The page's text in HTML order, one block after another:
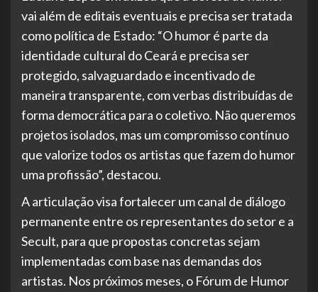
vai além de editais eventuais e precisa ser tratada
como política de Estado: “O humor é parte da
identidade cultural do Ceará e precisa ser
protegido, salvaguardado e incentivado de
maneira transparente, com verbas distribuídas de
forma democrática para o coletivo. Não queremos
projetos isolados, mas um compromisso contínuo
que valorize todos os artistas que fazem do humor
uma profissão”, destacou.
A articulação visa fortalecer um canal de diálogo
permanente entre os representantes do setor e a
Secult, para que propostas concretas sejam
implementadas com base nas demandas dos
artistas. Nos próximos meses, o Fórum de Humor